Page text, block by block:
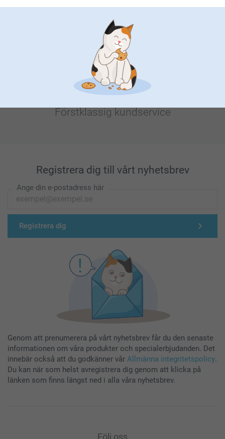
Letar du efter inspiration?
Förstklassig kundservice
Registrera dig till vårt nyhetsbrev
Ange din e-postadress här
Registrera dig
Genom att prenumerera på vårt nyhetsbrev får du den senaste
informationen om våra produkter och specialerbjudanden. Det
innebär också att du godkänner vår Allmänna integritetspolicy.
Du kan när som helst avregistrera dig genom att klicka på
länken som finns längst ned i alla våra nyhetsbrev.